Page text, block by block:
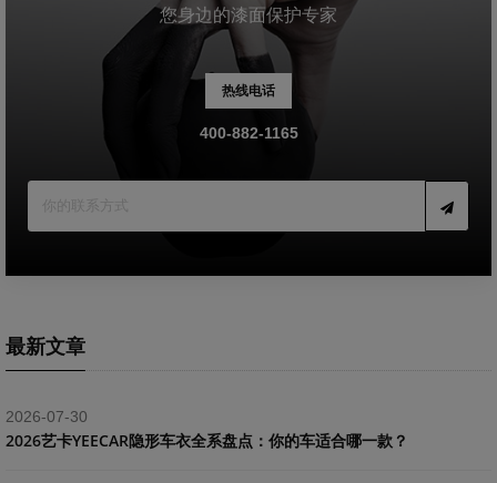
您身边的漆面保护专家
热线电话
400-882-1165
最新文章
2026-07-30
2026艺卡YEECAR隐形车衣全系盘点：你的车适合哪一款？